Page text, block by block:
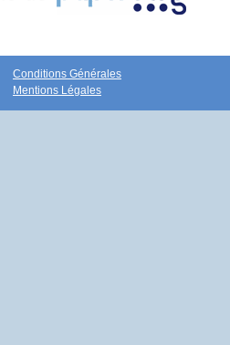
Conditions Générales
Mentions Légales